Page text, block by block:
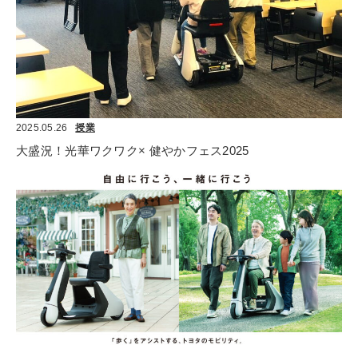
2025.05.26 授業
大盛況！光華ワクワク× 健やかフェス2025